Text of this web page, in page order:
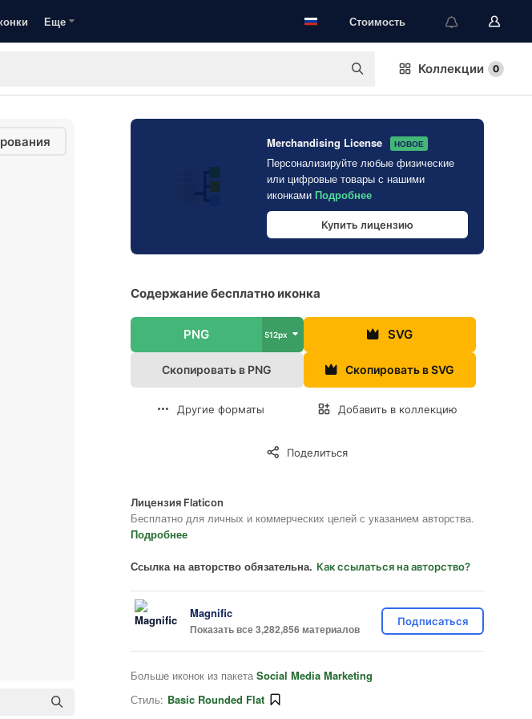
Еще Стоимость
Коллекции 0
Merchandising License НОВОЕ
Персонализируйте любые физические
или цифровые товары с нашими
иконками Подробнее
Купить лицензию
Содержание бесплатно иконка
PNG 512px SVG
Скопировать в PNG Скопировать в SVG
Другие форматы Добавить в коллекцию
Поделиться
Лицензия Flaticon
Бесплатно для личных и коммерческих целей с указанием авторства.
Подробнее
Ссылка на авторство обязательна. Как ссылаться на авторство?
Magnific
Показать все 3,282,856 материалов
Подписаться
Больше иконок из пакета Social Media Marketing
Стиль: Basic Rounded Flat